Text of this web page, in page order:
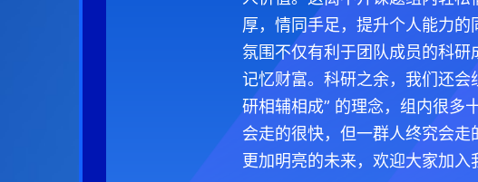
厚，情同手足，提升个人能力
氛围不仅有利于团队成员的科
记忆财富。科研之余，我们还
研相辅相成” 的理念，组内很多
会走的很快，但一群人终究会
更加明亮的未来，欢迎大家加入